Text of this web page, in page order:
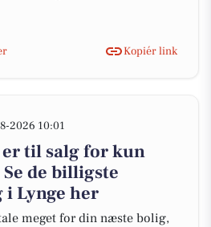
Kopiér link
2026 10:01
er til salg for kun
de billigste
Lynge her
meget for din næste bolig,